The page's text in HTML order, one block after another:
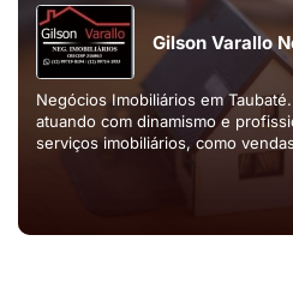
Gilson Varallo
Negócios Imobiliários em
atuando com dinamismo e
serviços imobiliários, como